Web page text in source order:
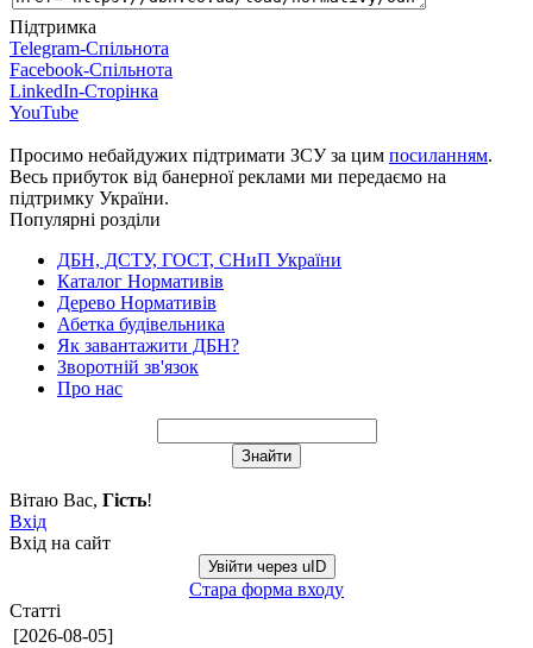
Підтримка
Telegram-Спільнота
Facebook-Спільнота
LinkedIn-Сторінка
YouTube
Просимо небайдужих підтримати ЗСУ за цим посиланням.
Весь прибуток від банерної реклами ми передаємо на
підтримку України.
Популярні розділи
ДБН, ДСТУ, ГОСТ, СНиП України
Каталог Нормативів
Дерево Нормативів
Абетка будівельника
Як завантажити ДБН?
Зворотній зв'язок
Про нас
Вітаю Вас, Гість!
Вхід
Вхід на сайт
Увійти через uID
Стара форма входу
Статті
[2026-08-05]